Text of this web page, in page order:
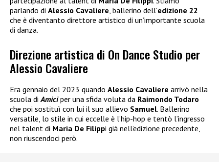
parlando di Alessio Cavaliere , ballerino dell’edizione 22
che è diventanto direttore artistico di un’importante scuola
di danza.
Direzione artistica di On Dance Studio per
Alessio Cavaliere
Era gennaio del 2023 quando Alessio Cavaliere arrivò nella
scuola diAmiciper una sfida voluta da Raimondo Todaro
che poi sostituì con lui il suo allievo Samuel. Ballerino
versatile, lo stile in cui eccelle è l’hip-hop e tentò l’ingresso
nel talent di Maria De Filippi già nell’edizione precedente,
non riuscendoci però.